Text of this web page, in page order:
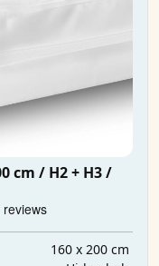
cm / H2 + H3 /
160 x 200 cm